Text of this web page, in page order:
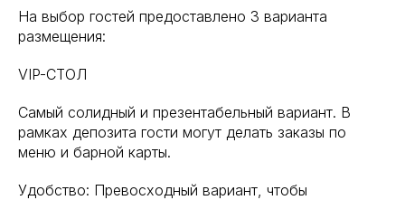
На выбор гостей предоставлено 3 варианта
размещения:
VIP-СТОЛ
Самый солидный и презентабельный вариант. В
рамках депозита гости могут делать заказы по
меню и барной карты.
Удобство: Превосходный вариант, чтобы